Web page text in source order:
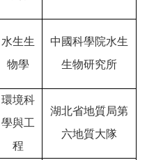
水生生
物學
中國科學院水生
生物研究所
環境科
學與工
程
湖北省地質局第
六地質大隊